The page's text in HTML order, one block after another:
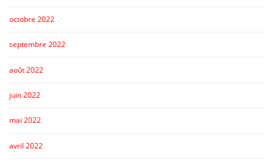
octobre 2022
septembre 2022
août 2022
juin 2022
mai 2022
avril 2022